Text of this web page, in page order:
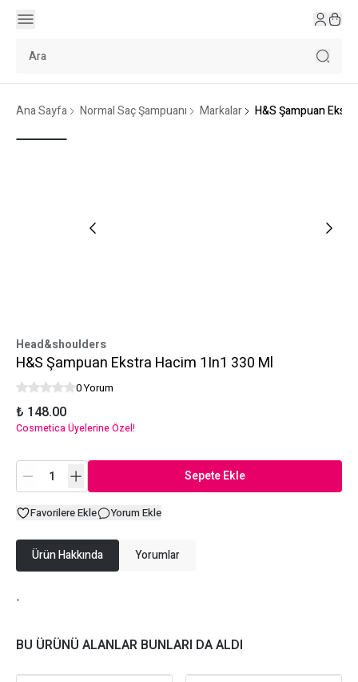
Ana Sayfa Normal Saç Şampuanı Markalar H&S Şampuan
Head&shoulders
H&S Şampuan Ekstra Hacim 1In1 330 Ml
0 Yorum
₺ 148.00
Cosmetica Üyelerine Özel!
Sepete Ekle
Favorilere Ekle Yorum Ekle
Ürün Hakkında Yorumlar
-
BU ÜRÜNÜ ALANLAR BUNLARI DA ALDI